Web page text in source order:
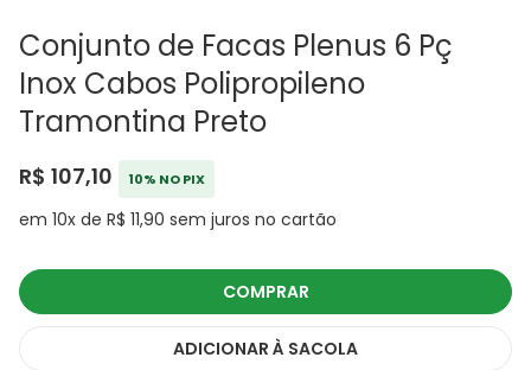
Conjunto de Facas Plenus 6 Pç
Inox Cabos Polipropileno
Tramontina Preto
R$ 107,10 10% NO PIX
em 10x de R$ 11,90 sem juros no cartão
COMPRAR
ADICIONAR À SACOLA